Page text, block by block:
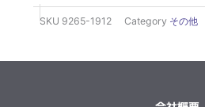
SKU 9265-1912 Category その他